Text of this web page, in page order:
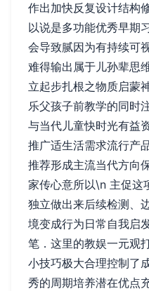
作出加快反复设计结构
以说是多功能优秀早期
会导致腻因为有持续可
难得输出属于儿孙辈思
立起步扎根之物质启蒙
乐父孩子前教学的同时
与当代儿童快时光有益
推广适生活需求流行产
推荐形成主流当代方向
家传心意所以\n 主促这
独立做出来后续检测、
境变成行为日常自我启
笔．这里的教娱一元观
小技巧极大合理控制了
秀的周期培养潜在优点